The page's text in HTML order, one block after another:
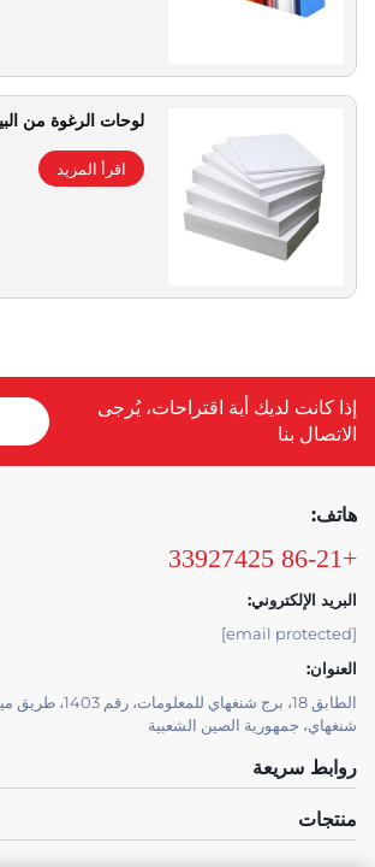
لوحات الرغوة من
اقرأ المزيد
إذا كانت لديك أية اقتراحات، يُرجى
الاتصال بنا
هاتف:
+86-21 33927425
البريد الإلكتروني:
[email protected]
العنوان:
الطابق 18، برج
شنغهاي، جمهورية الصين الشعبية
روابط سريعة
منتجات